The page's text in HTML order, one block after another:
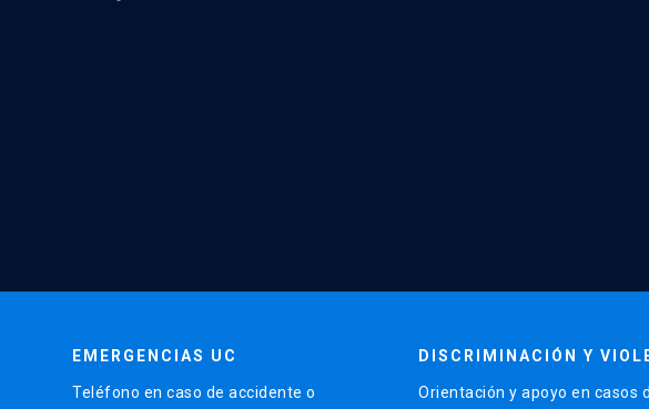
EMERGENCIAS UC
Teléfono en caso de accidente o
DISCRIMINACIÓN Y
Orientación y apoyo en casos